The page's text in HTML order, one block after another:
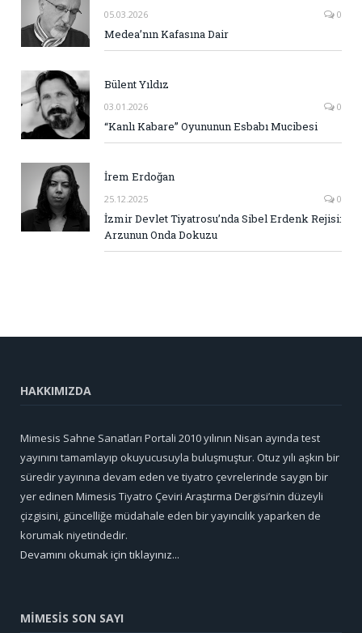
05.03.2026 0
Medea’nın Kafasına Dair
Bülent Yıldız
03.01.2026 0
“Kanlı Kabare” Oyununun Esbabı Mucibesi
İrem Erdoğan
25.12.2025 0
İzmir Devlet Tiyatrosu’nda Sibel Erdenk Rejisi:
Arzunun Onda Dokuzu
HAKKIMIZDA
Mimesis Sahne Sanatları Portali 2010 yılının Nisan ayında test
yayınını tamamlayıp okuyucusuyla buluşmuştur. Otuz yılı aşkın bir
süredir yayınına devam eden ve tiyatro çevrelerinde saygın bir
yer edinen Mimesis Tiyatro Çeviri Araştırma Dergisi’nin düzeyli
çizgisini, güncelliğe müdahale eden bir yayıncılık yaparken de
korumak niyetindedir.
Devamını okumak için tıklayınız...
MİMESİS SON SAYI